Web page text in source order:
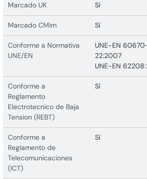
Marcado UK Sí
Marcado CMim Sí
Conforme a Normativa
UNE/EN
UNE-EN
22:2007
UNE-EN
Conforme a
Reglamento
Electrotecnico de Baja
Tension (REBT)
Sí
Conforme a
Reglamento de
Telecomunicaciones
(ICT)
Sí